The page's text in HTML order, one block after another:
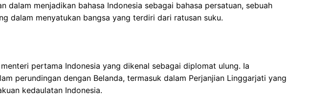
dalam menjadikan bahasa Indonesia sebagai bahasa persatuan, sebuah
dalam menyatukan bangsa yang terdiri dari ratusan suku.
pertama Indonesia yang dikenal sebagai diplomat ulung. Ia
perundingan dengan Belanda, termasuk dalam Perjanjian Linggarjati yang
kedaulatan Indonesia.